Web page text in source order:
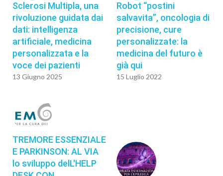
Sclerosi Multipla, una
rivoluzione guidata dai
dati: intelligenza
artificiale, medicina
personalizzata e la
voce dei pazienti
13 Giugno 2025
Robot “postini
salvavita”, oncologia di
precisione, cure
personalizzate: la
medicina del futuro è
già qui
15 Luglio 2022
TREMORE ESSENZIALE
E PARKINSON: AL VIA
lo sviluppo delL'HELP